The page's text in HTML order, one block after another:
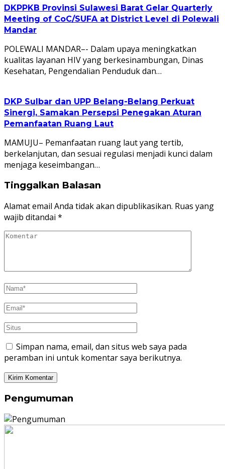
DKPPKB Provinsi Sulawesi Barat Gelar Quarterly
Meeting of CoC/SUFA at District Level di Polewali
Mandar
POLEWALI MANDAR–- Dalam upaya meningkatkan
kualitas layanan HIV yang berkesinambungan, Dinas
Kesehatan, Pengendalian Penduduk dan…
DKP Sulbar dan UPP Belang-Belang Perkuat
Sinergi, Samakan Persepsi Penegakan Aturan
Pemanfaatan Ruang Laut
MAMUJU– Pemanfaatan ruang laut yang tertib,
berkelanjutan, dan sesuai regulasi menjadi kunci dalam
menjaga keseimbangan…
Tinggalkan Balasan
Alamat email Anda tidak akan dipublikasikan. Ruas yang
wajib ditandai *
Simpan nama, email, dan situs web saya pada
peramban ini untuk komentar saya berikutnya.
Pengumuman